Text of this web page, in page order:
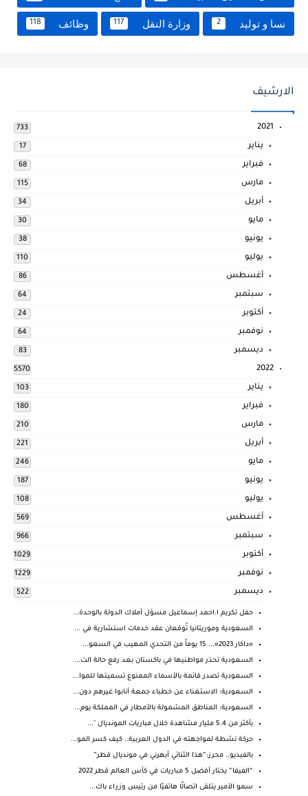
نسا و توليد 2 وزارة النقل 117 وظائف 118
الارشيف
2021
733
يناير 17
فبراير 68
مارس 115
أبريل 34
مايو 30
يونيو 38
يوليو 110
أغسطس 86
سبتمبر 64
أكتوبر 24
نوفمبر 64
ديسمبر 83
2022
5570
يناير 103
فبراير 180
مارس 210
أبريل 221
مايو 246
يونيو 187
يوليو 108
أغسطس 569
سبتمبر 966
أكتوبر 1029
نوفمبر 1229
ديسمبر 522
حفل تكريم ا.احمد إسماعيل مسؤل أملاك الدولة بالوحدة...
السعودية وموريتانيا تُوقعان عقد خدمات استشارية في ...
«داكار 2023»... 15 يوماً من التحدي المهيب في السعو...
السعودية تحذر مواطنيها في باكستان بعد رفع حالة الت...
السعودية تصدر قائمة بالأسماء الممنوع تسميتها للموا...
السعودية: الاستغناء عن خطباء جمعة أنابوا غيرهم دون...
السعودية: المناطق المشمولة بالأمطار في المملكة يوم...
بأكثر من 5.4 مليار مشاهدة خلال مباريات المونديال "...
حركة نشطة لمواجهته في الدول العربية.. كيف كسر المو...
بالفيديو.. محرز:”هذا الثنائي أبهرني في مونديال قطر”
“الفيفا” يختار أفضل 5 مباريات في كأس العالم قطر 2022
سمو الأمير يتلقى اتصالًا هاتفيًا من رئيس وزراء باك...